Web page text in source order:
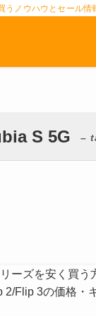
うノウハウとセール情
S 5G –